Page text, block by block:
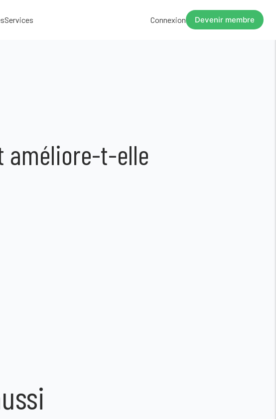
Services Connexion Devenir membre
améliore-t-elle